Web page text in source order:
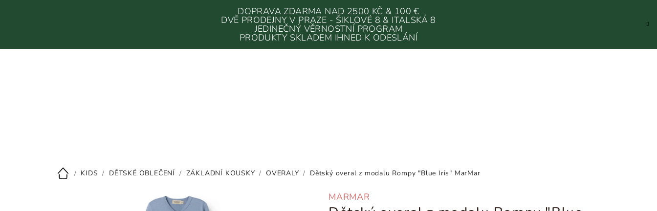
DOPRAVA ZDARMA NAD 2500 KČ & 100 €
DVĚ PRODEJNY V PRAZE - ŠIKLOVÉ 8 & ITALSKÁ 8
JEDINEČNÝ VĚRNOSTNÍ PROGRAM
PRODUKTY SKLADEM IHNED K ODESLÁNÍ
Domů
/ KIDS / DĚTSKÉ OBLEČENÍ / ZÁKLADNÍ KOUSKY / OVERALY / Dětský overal z modalu Rompy "Blue Iris" MarMar
MARMAR